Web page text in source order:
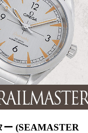
ー (SEAMASTER